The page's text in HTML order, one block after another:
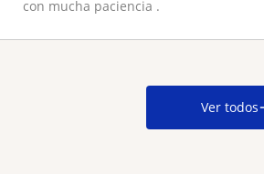
con mucha paciencia .
Ver todos